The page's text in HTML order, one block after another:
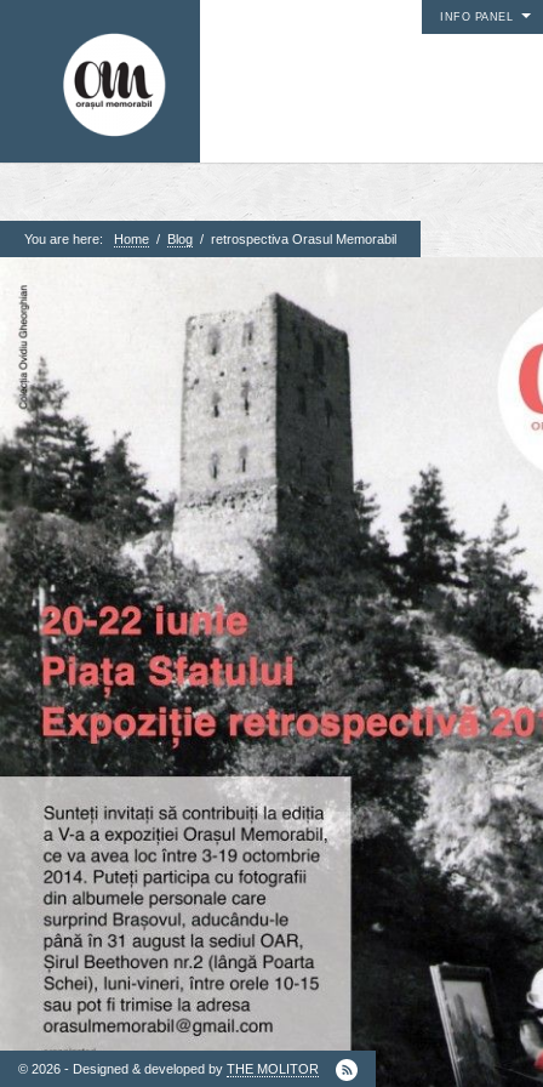
INFO PANEL
1. Pagini
Contribuie si tu
Din arhiva orasului
Editii anterioare
Panorame
2. Finantatori
Ordinul
Arhitectilor
© 2026 - Designed & developed by THE MOLITOR
You are here: Home / Blog / retrospectiva Orasul Memorabil